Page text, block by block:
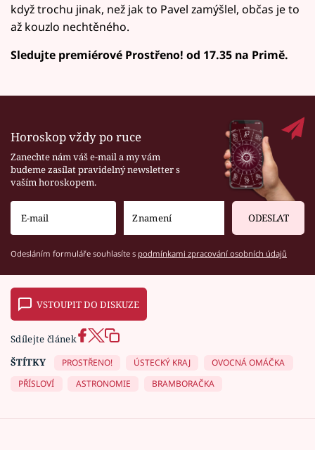
když trochu jinak, než jak to Pavel zamýšlel, občas je to
až kouzlo nechtěného.
Sledujte premiérové Prostřeno! od 17.35 na Primě.
Horoskop vždy po ruce
Zanechte nám váš e-mail a my vám
budeme zasílat pravidelný newsletter s
vaším horoskopem.
ODESLAT
Odesláním formuláře souhlasíte s podmínkami zpracování osobních údajů
VSTOUPIT DO DISKUZE
Sdílejte článek
ŠTÍTKY
PROSTŘENO! ÚSTECKÝ KRAJ
OVOCNÁ OMÁČKA
PŘÍSLOVÍ
ASTRONOMIE BRAMBORAČKA